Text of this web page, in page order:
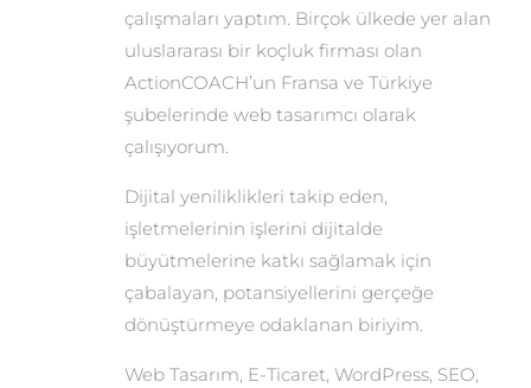
çalışmaları yaptım. Birçok ülkede yer alan
uluslararası bir koçluk firması olan
ActionCOACH’un Fransa ve Türkiye
şubelerinde web tasarımcı olarak
çalışıyorum.
Dijital yeniliklikleri takip eden,
işletmelerinin işlerini dijitalde
büyütmelerine katkı sağlamak için
çabalayan, potansiyellerini gerçeğe
dönüştürmeye odaklanan biriyim.
Web Tasarım, E-Ticaret, WordPress, SEO,